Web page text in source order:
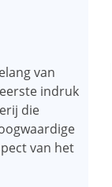
van
indruk
die
van het